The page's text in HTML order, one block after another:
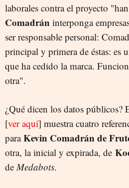
laborales contra el proyecto
Comadrán interponga
ser responsable personal:
principal y primera de éstas: es
que ha cedido la marca.
otra".
¿Qué dicen los datos públicos?
[ver aquí] muestra cuatro
paraKevin Comadrán de
otra, la inicial y expirada, de
de Medabots.